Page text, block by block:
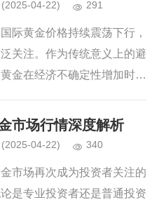
(2025-04-22) 291
际黄金价格持续震荡下行，
关注。作为传统意义上的避
金在经济不确定性增加时通
知背道而驰。黄金价格的持
不仅是市场周期性调整的...
市场行情深度解析
(2025-04-22) 340
市场再次成为投资者关注的
是专业投资者还是普通投资